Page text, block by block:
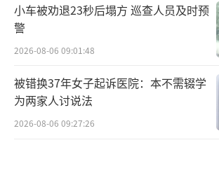
小车被劝退23秒后塌方 巡查人员及时预
警
2026-08-06 09:01:48
被错换37年女子起诉医院：本不需辍学
为两家人讨说法
2026-08-06 09:27:26